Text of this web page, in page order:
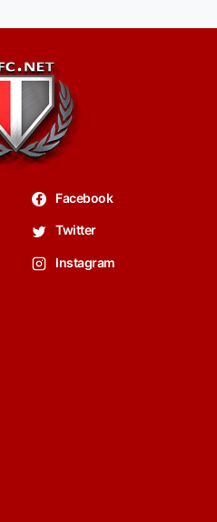
Facebook
Twitter
Instagram